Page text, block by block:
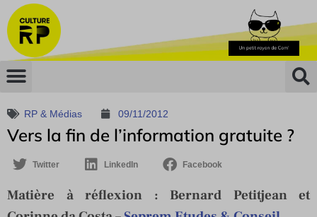
RP & Médias 09/11/2012
Vers la fin de l’information gratuite ?
Twitter LinkedIn Facebook
Matière à réflexion : Bernard Petitjean et